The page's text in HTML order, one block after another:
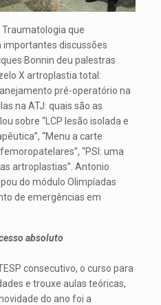
que
discussões
Bonnin deu palestras
X artroplastia total:
pré-operatório na
na ATJ: quais são as
sobre “LCP lesão isolada e
“Menu a carte
“PSI: uma
artroplastias”. Antonio
do módulo Olimpíadas
de emergências em
absoluto
consecutivo, o curso para
e trouxe aulas teóricas,
do ano foi a